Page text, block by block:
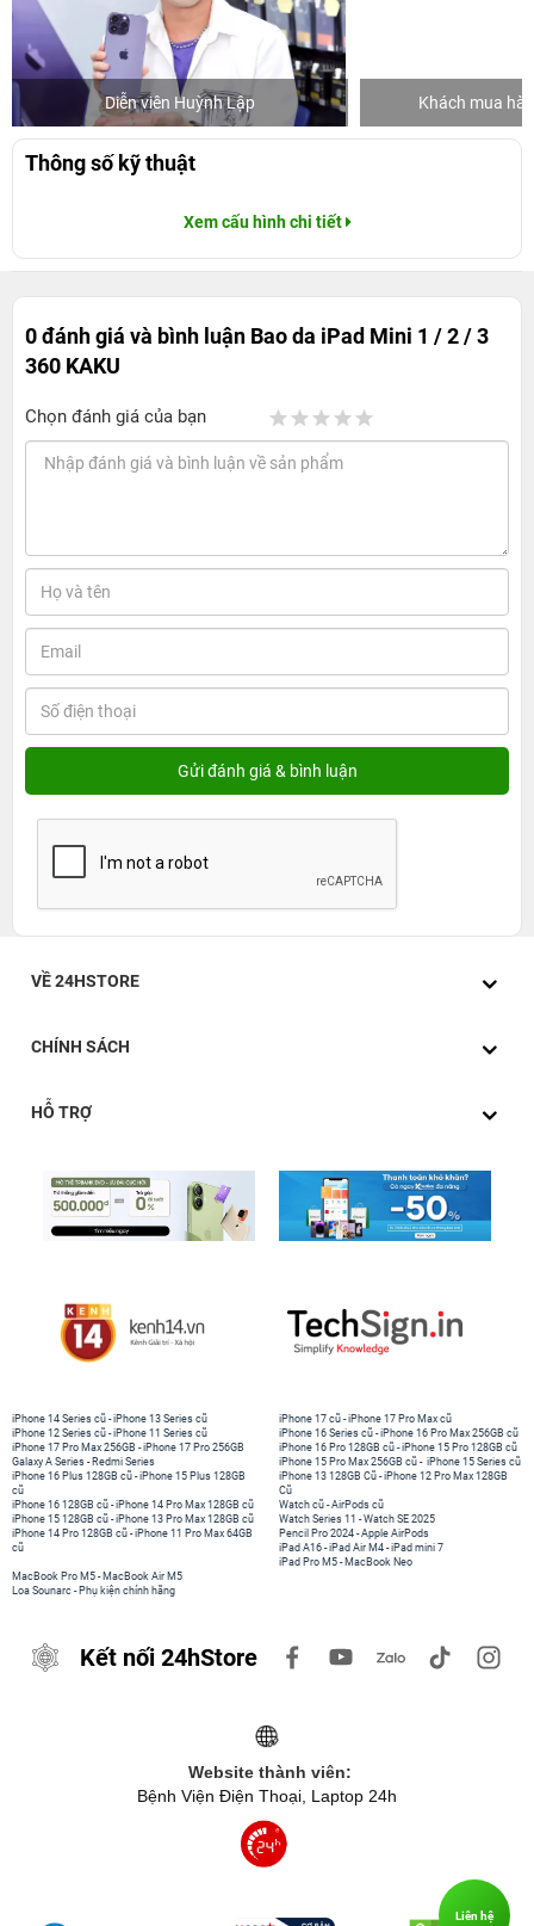
Diễn viên Huỳnh Lập Khách mua
Thông số kỹ thuật
Xem cấu hình chi tiết
0 đánh giá và bình luận Bao da iPad Mini 1 / 2 / 3
360 KAKU
Chọn đánh giá của bạn
VỀ 24HSTORE
CHÍNH SÁCH
HỖ TRỢ
iPhone 14 Series cũ -iPhone 13 Series cũ
iPhone 12 Series cũ -iPhone 11 Series cũ
iPhone 17 Pro Max 256GB -iPhone 17 Pro 256GB
Galaxy A Series - Redmi Series
iPhone 17 cũ -iPhone 17 Pro Max cũ
iPhone 16 Series cũ - iPhone 16 Pro Max 256GB cũ
iPhone 16 Pro 128GB cũ -iPhone 15 Pro 128GB cũ
iPhone 15 Pro Max 256GB cũ - iPhone 15 Series cũ
iPhone 16 Plus 128GB cũ -iPhone 15 Plus 128GB
cũ
iPhone 16 128GB cũ -iPhone 14 Pro Max 128GB cũ
iPhone 15 128GB cũ -iPhone 13 Pro Max 128GB cũ
iPhone 14 Pro 128GB cũ -iPhone 11 Pro Max 64GB
cũ
iPhone 13 128GB Cũ -iPhone 12 Pro Max 128GB
Cũ
Watch cũ -AirPods cũ
Watch Series 11 -Watch SE 2025
Pencil Pro 2024 -Apple AirPods
iPad A16 -iPad Air M4 -iPad mini 7
iPad Pro M5 - MacBook Neo
MacBook Pro M5 - MacBook Air M5
Loa Sounarc - Phụ kiện chính hãng
Kết nối 24hStore
Website thành viên:
Bệnh Viện Điện Thoại, Laptop 24h
Liên hệ